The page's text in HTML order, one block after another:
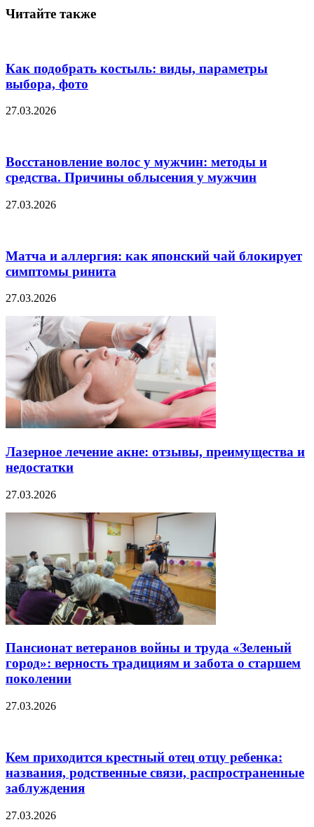
Читайте также
Как подобрать костыль: виды, параметры
выбора, фото
27.03.2026
Восстановление волос у мужчин: методы и
средства. Причины облысения у мужчин
27.03.2026
Матча и аллергия: как японский чай блокирует
симптомы ринита
27.03.2026
Лазерное лечение акне: отзывы, преимущества и
недостатки
27.03.2026
Пансионат ветеранов войны и труда «Зеленый
город»: верность традициям и забота о старшем
поколении
27.03.2026
Кем приходится крестный отец отцу ребенка:
названия, родственные связи, распространенные
заблуждения
27.03.2026